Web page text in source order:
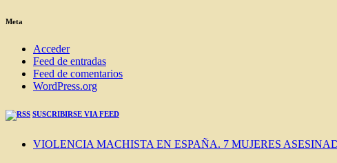
BLOG
Meta
Acceder
Feed de entradas
Feed de comentarios
WordPress.org
SUSCRIBIRSE VIA FEED
VIOLENCIA MACHISTA EN ESPAÑA. 7 MUJERES